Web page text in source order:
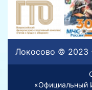
Локосово © 2023
«Официальный